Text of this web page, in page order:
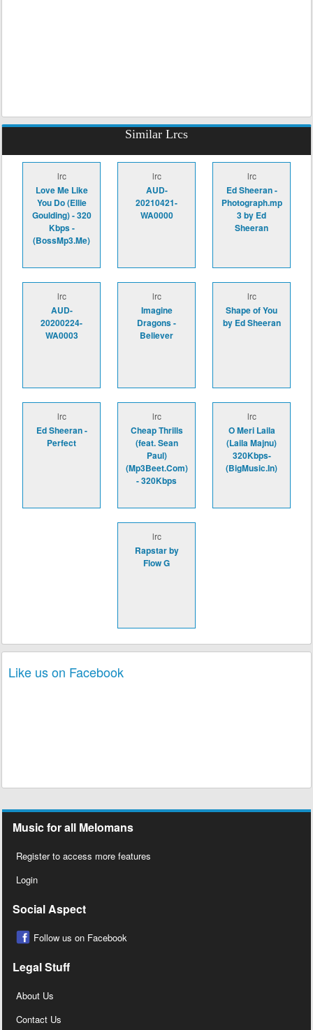
Similar Lrcs
lrc
Love Me Like
You Do (Ellie
Goulding) - 320
Kbps -
(BossMp3.Me)
lrc
AUD-
20210421-
WA0000
lrc
Ed Sheeran -
Photograph.mp
3 by Ed
Sheeran
lrc
AUD-
20200224-
WA0003
lrc
Imagine
Dragons -
Believer
lrc
Shape of You
by Ed Sheeran
lrc
Ed Sheeran -
Perfect
lrc
Cheap Thrills
(feat. Sean
Paul)
(Mp3Beet.Com)
- 320Kbps
lrc
O Meri Laila
(Laila Majnu)
320Kbps-
(BigMusic.In)
lrc
Rapstar by
Flow G
Like us on Facebook
Music for all Melomans
Register to access more features
Login
Social Aspect
Follow us on Facebook
Legal Stuff
About Us
Contact Us